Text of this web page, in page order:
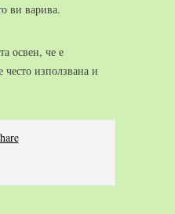
ви варива.
освен, че е
използвана и